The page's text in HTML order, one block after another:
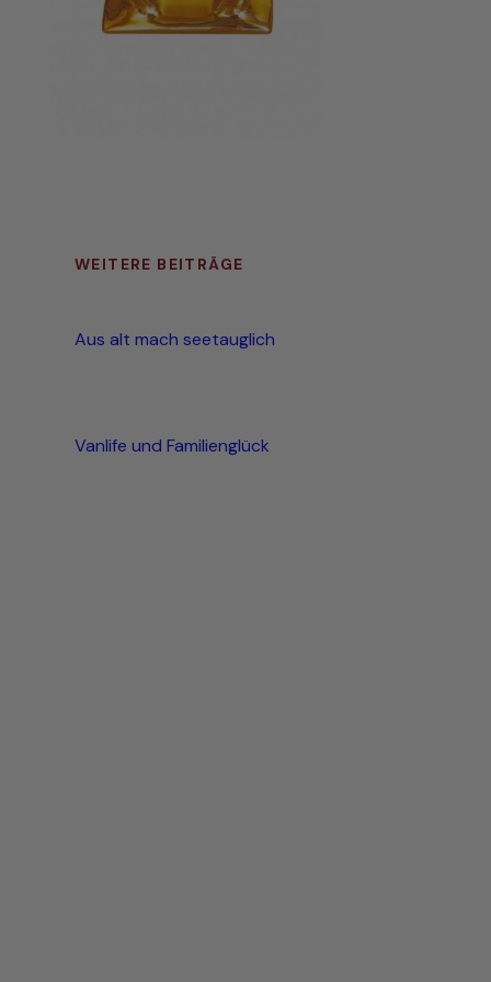
WEITERE BEITRÄGE
Aus alt mach seetauglich
Vanlife und Familienglück